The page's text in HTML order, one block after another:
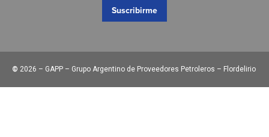
Suscribirme
© 2026 – GAPP – Grupo Argentino de Proveedores Petroleros – Flordelirio